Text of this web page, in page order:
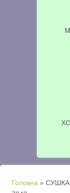
Ви є тут
Головна » СУШКА